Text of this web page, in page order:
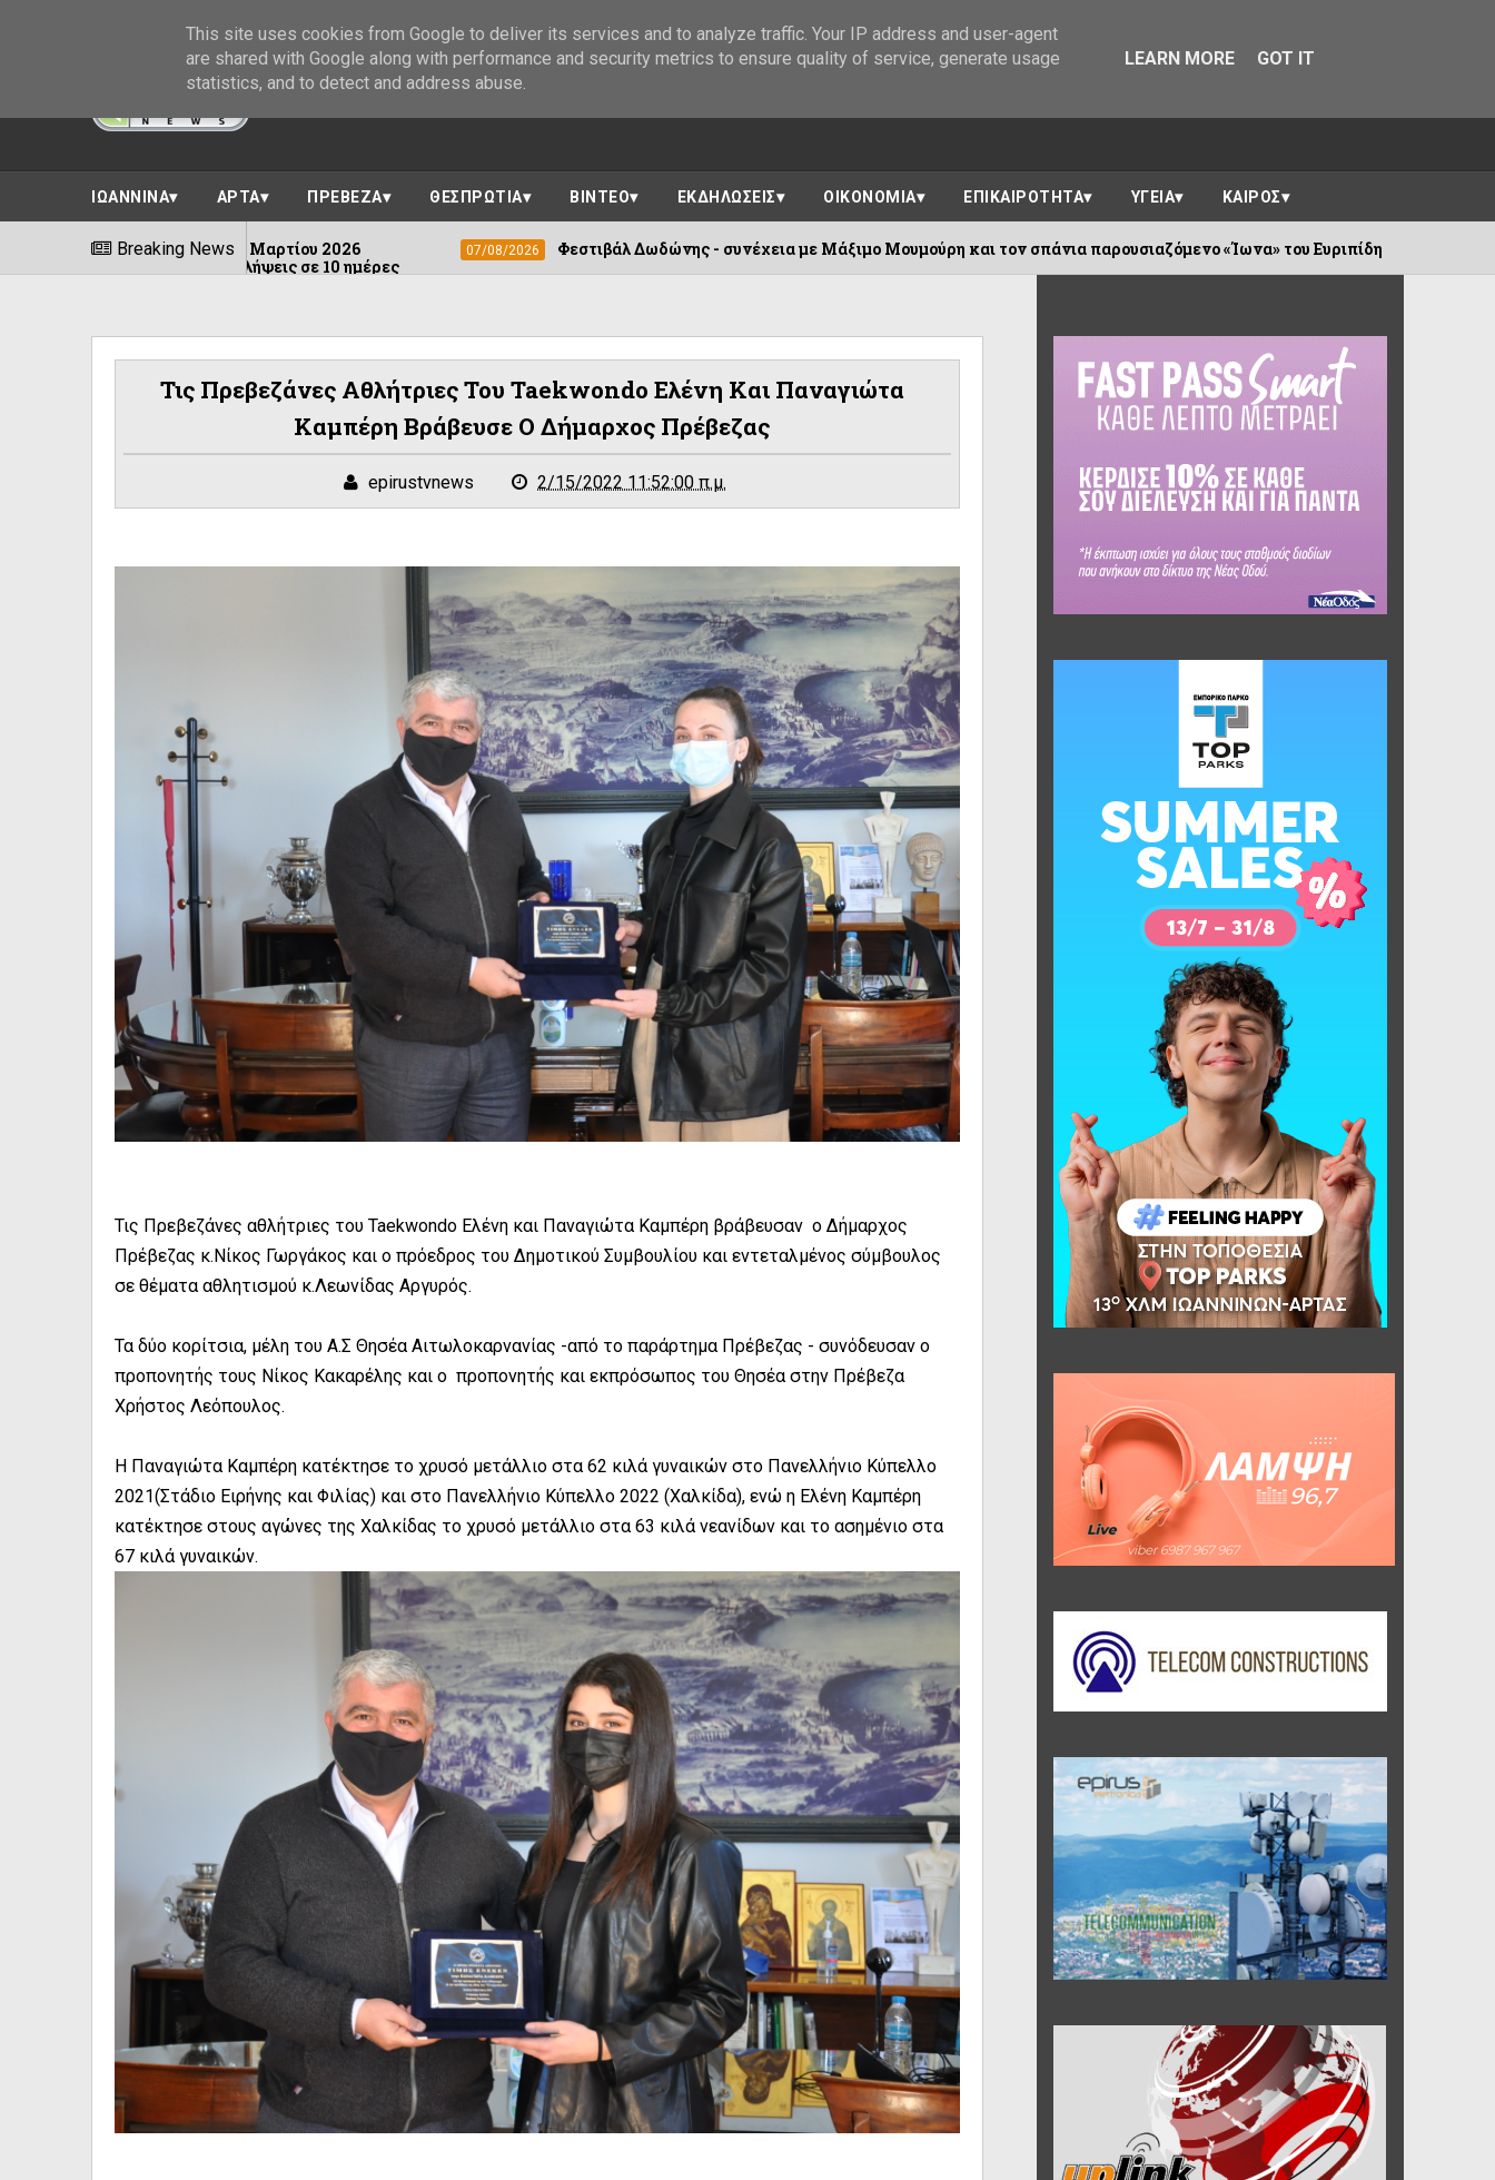
ΙΩΑΝΝΙΝΑ ΑΡΤΑ ΠΡΕΒΕΖΑ ΘΕΣΠΡΩΤΙΑ ΒΙΝΤΕΟ ΕΚΔΗΛΩΣΕΙΣ ΟΙΚΟΝΟΜΙΑ ΕΠΙΚΑΙΡΟΤΗΤΑ ΥΓΕΙΑ ΚΑΙΡΟΣ
Breaking News
8ης Μαρτίου 2026 07/08/2026 Φεστιβάλ Δωδώνης - συνέχεια με Μάξιμο Μουμούρη και τον σπάνια παρουσιαζόμενο «Ίωνα» του Ευριπίδη 07/08/2026
Τσίμαρης :Η
Τις Πρεβεζάνες Αθλήτριες Του Taekwondo Ελένη Και Παναγιώτα
Καμπέρη Βράβευσε Ο Δήμαρχος Πρέβεζας
epirustvnews 2/15/2022 11:52:00 π.μ.
Τις Πρεβεζάνες αθλήτριες του Taekwondo Ελένη και Παναγιώτα Καμπέρη βράβευσαν ο Δήμαρχος
Πρέβεζας κ.Νίκος Γωργάκος και ο πρόεδρος του Δημοτικού Συμβουλίου και εντεταλμένος σύμβουλος
σε θέματα αθλητισμού κ.Λεωνίδας Αργυρός.
Τα δύο κορίτσια, μέλη του Α.Σ Θησέα Αιτωλοκαρνανίας -από το παράρτημα Πρέβεζας - συνόδευσαν ο
προπονητής τους Νίκος Κακαρέλης και ο προπονητής και εκπρόσωπος του Θησέα στην Πρέβεζα
Χρήστος Λεόπουλος.
Η Παναγιώτα Καμπέρη κατέκτησε το χρυσό μετάλλιο στα 62 κιλά γυναικών στο Πανελλήνιο Κύπελλο
2021(Στάδιο Ειρήνης και Φιλίας) και στο Πανελλήνιο Κύπελλο 2022 (Χαλκίδα), ενώ η Ελένη Καμπέρη
κατέκτησε στους αγώνες της Χαλκίδας το χρυσό μετάλλιο στα 63 κιλά νεανίδων και το ασημένιο στα
67 κιλά γυναικών.
This site uses cookies from Google to deliver its services and to analyze traffic. Your IP address and user-agent
are shared with Google along with performance and security metrics to ensure quality of service, generate usage
statistics, and to detect and address abuse.
LEARN MORE GOT IT